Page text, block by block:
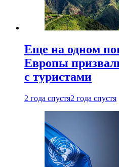
Еще на одном
Европы
с туристами
2 года спустя2 года спустя